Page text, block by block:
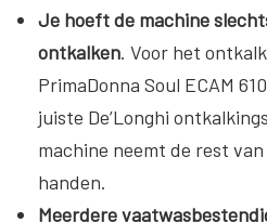
Je hoeft de machine
ontkalken. Voor het
PrimaDonna Soul ECAM
juiste De’Longhi
machine neemt de rest
handen.
Meerdere